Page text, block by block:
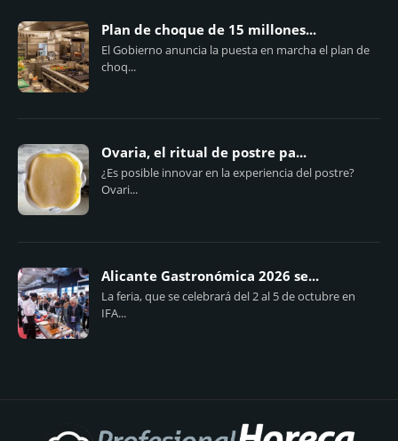
Plan de choque de 15 millones...
El Gobierno anuncia la puesta en marcha el plan de
choq...
Ovaria, el ritual de postre pa...
¿Es posible innovar en la experiencia del postre?
Ovari...
Alicante Gastronómica 2026 se...
La feria, que se celebrará del 2 al 5 de octubre en
IFA...